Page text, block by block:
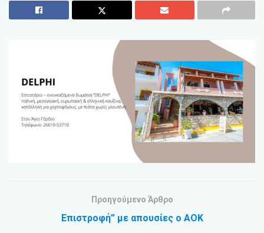
Προηγούμενο Άρθρο
Επιστροφή” με απουσίες ο ΑΟΚ